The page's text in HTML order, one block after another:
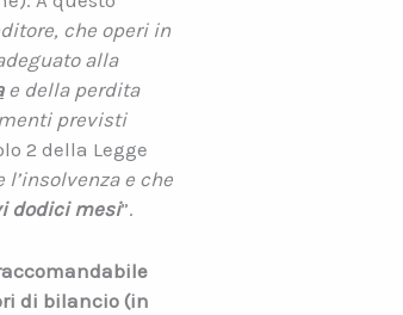
che operi in
alla
e della perdita
previsti
2 della Legge
e che
dodici mesi”.
di bilancio (in